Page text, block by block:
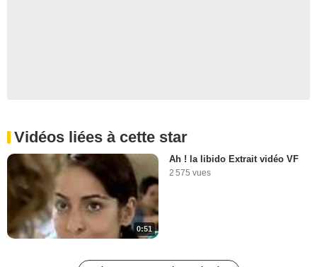
Vidéos liées à cette star
0:51
Ah ! la libido Extrait vidéo VF
2 575 vues